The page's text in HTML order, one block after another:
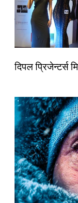
दिपल प्रिजेन्टर्स